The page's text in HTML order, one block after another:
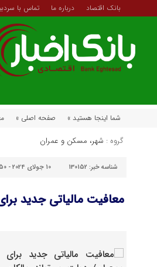
بانک اقتصاد درباره ما تماس با
شما اینجا هستید » صفحه اصلی »
گروه : شهر، مسکن و عمران
شناسه خبر: 130152 10 جولای 2024 - 22:50
معافیت مالیاتی جدید